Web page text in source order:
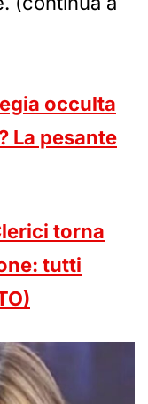
occulta
La pesante
torna
tutti